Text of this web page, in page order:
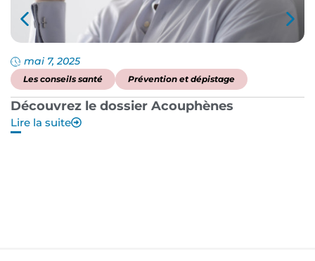
mai 7, 2025
Les conseils santé Prévention et dépistage
Découvrez le dossier Acouphènes
Lire la suite